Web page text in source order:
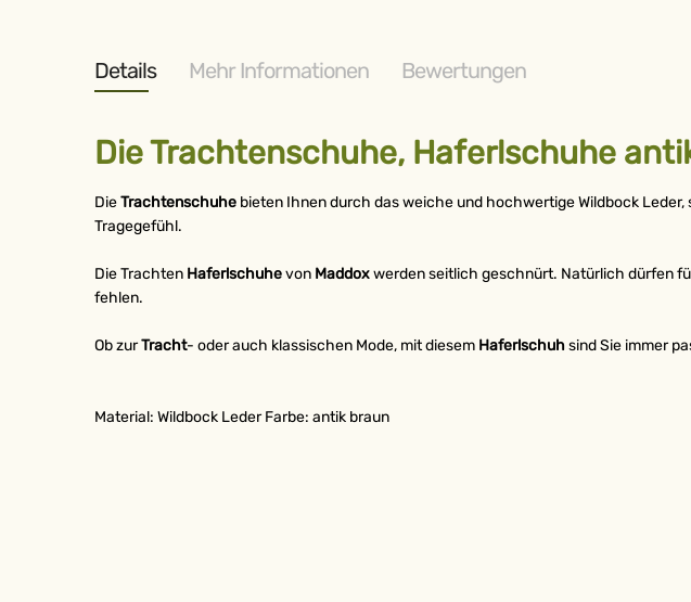
Details
Die Trachtenschuhe, Haferlschuhe
DieTrachtenschuhe bieten Ihnen durch das weiche und hochwertige Wildbock
Tragegefühl.
Die Trachten Haferlschuhevon Maddoxwerden seitlich geschnürt. Natürlich dürfen
fehlen.
Ob zurTracht- oder auch klassischen Mode, mit diesem Haferlschuhsind Sie immer
Material: Wildbock Leder Farbe: antik braun
Mehr Informationen Bewertungen